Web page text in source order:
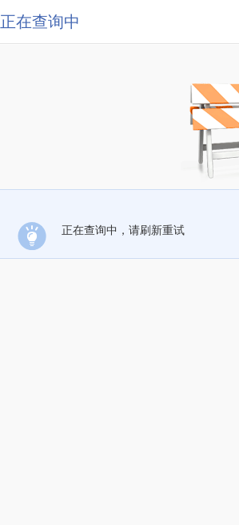
正在查询中
正在查询中，请刷新重试